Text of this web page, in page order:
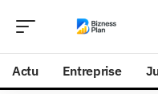
Actu Entreprise